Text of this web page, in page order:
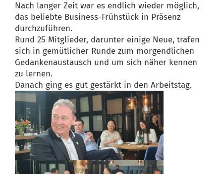
Nach langer Zeit war es endlich wieder möglich,
das beliebte Business-Frühstück in Präsenz
durchzuführen.
Rund 25 Mitglieder, darunter einige Neue, trafen
sich in gemütlicher Runde zum morgendlichen
Gedankenaustausch und um sich näher kennen
zu lernen.
Danach ging es gut gestärkt in den Arbeitstag.